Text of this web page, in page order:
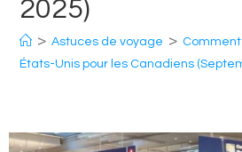
2025)
> Astuces de voyage > Comment
États-Unis pour les Canadiens